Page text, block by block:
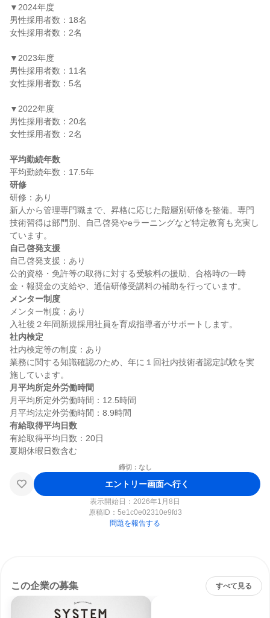
▼2024年度
男性採用者数：18名
女性採用者数：2名
▼2023年度
男性採用者数：11名
女性採用者数：5名
▼2022年度
男性採用者数：20名
女性採用者数：2名
平均勤続年数
研修
研修：あり
新人から管理専門職まで、昇格に応じた階層別研修を整備。専門
技術習得は部門別、自己啓発やeラーニングなど特定教育も充実し
自己啓発支援
自己啓発支援：あり
公的資格・免許等の取得に対する受験料の援助、合格時の一時
メンター制度
メンター制度：あり
社内検定
社内検定等の制度：あり
業務に関する知識確認のため、年に１回社内技術者認定試験を実
月平均所定外労働時間
月平均所定外労働時間：12.5時間
有給取得平均日数
有給取得平均日数：20日
締切：なし
エントリー画面へ行く
表示開始日：2026年1月8日
原稿ID： 5e1c0e02310e9fd3
問題を報告する
この企業の募集 すべて見る